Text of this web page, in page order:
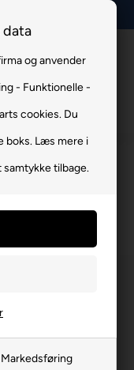
data
og anvender
- Funktionelle -
cookies. Du
boks. Læs mere i
tilbage.
Markedsføring
InfoKurv
Tilbehør
ØVRIGE VARER